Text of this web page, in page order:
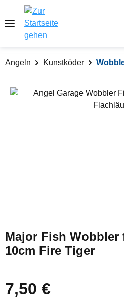
springen
Angeln Kunstköder
Bildergalerie überspringen
Major Fish Wobbler
10cm Fire Tiger
7,50 €